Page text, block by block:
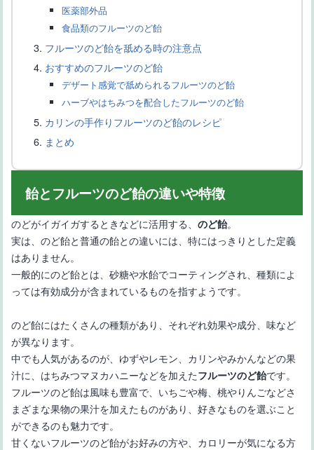
おいしくて人気のフルーツ飴の種類とフルーツ飴の作り方のコツ
【フルーツポンチの意味】フルーツパンチとの意味の違いを解説
【ギフトに最適】千疋屋のフルーツ入りチョコレート菓子10選
医薬部外品
食品類のフルーツのど飴
フルーツのど飴を舐める時の注意点
おすすめのフルーツのど飴
デザート感覚で舐められるフルーツのど飴
ハーブやはちみつを配合したフルーツのど飴
カリンの手作りフルーツのど飴のレシピ
まとめ
飴とフルーツのど飴の違いや特徴
のどがイガイガするときなどに活用する、のど飴。
実は、のど飴と普通の飴との違いには、特にはっきりとした定義
はありません。
一般的にのど飴とは、砂糖や水飴でコーティングされ、種類によ
っては有効成分が含まれているものを指すようです。
のど飴にはたくさんの種類があり、それぞれ効果や成分、味など
が異なります。
中でも人気があるのが、ゆずやレモン、カリンやみかんなどの果
汁に、はちみつマヌカハニーなどを加えたフルーツのど飴です。
フルーツのど飴は風味も豊富で、いちごや梅、桃やりんごなどさ
まざまな果物の果汁を加えたものがあり、好きなものを選ぶこと
ができるのも魅力です。
甘くないフルーツのど飴がお好みの方や、カロリーが気になる方